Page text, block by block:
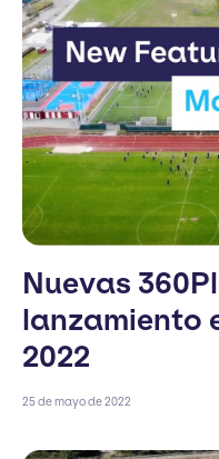
Nuevas
lanzamiento
2022
25 de mayo de 2022